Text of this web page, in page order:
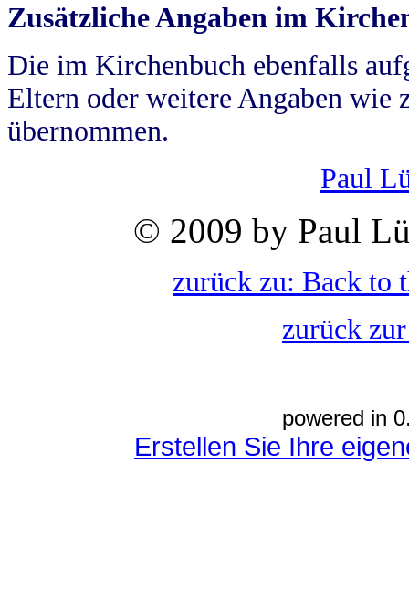
Zusätzliche Angaben im
Die im Kirchenbuch ebenfalls
Eltern oder weitere Angaben wie
übernommen.
Paul
© 2009 by Paul
zurück zu: Back to
zurück
powered in
Erstellen Sie Ihre